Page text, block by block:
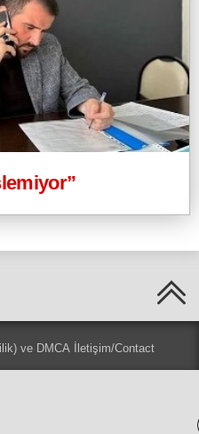
ve DMCA İletişim/Contact